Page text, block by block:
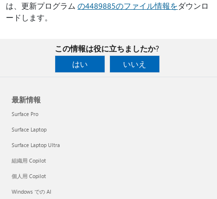
は、更新プログラム の4489885のファイル情報をダウンロ
ードします。
この情報は役に立ちましたか?
はい
いいえ
最新情報
Surface Pro
Surface Laptop
Surface Laptop Ultra
組織用 Copilot
個人用 Copilot
Windows での AI